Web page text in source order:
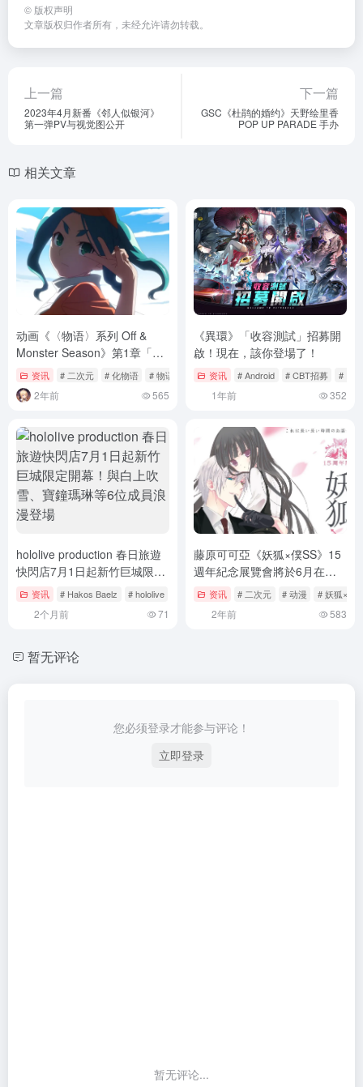
© 版权声明
文章版权归作者所有，未经允许请勿转载。
上一篇
2023年4月新番《邻人似银河》
第一弹PV与视觉图公开
下一篇
GSC《杜鹃的婚约》天野绘里香
POP UP PARADE 手办
相关文章
动画《〈物语〉系列 Off &
Monster Season》第1章「愚
物语」先导PV公开
资讯 # 二次元 # 化物语 # 物语系列
2年前 565
《異環》「收容測試」招募開
啟！現在，該你登場了！
资讯 # Android # CBT招募 #
1年前 352
hololive production 春日旅遊
快閃店7月1日起新竹巨城限定
開幕！與白上吹雪、寶鐘瑪琳
等6位成員浪漫登場
资讯 # Hakos Baelz # hololive # Kobo Kanaeru
2个月前 71
藤原可可亞《妖狐×僕SS》15
週年紀念展覽會將於6月在東
京開展！將展示美麗漫畫原稿
與彩色插畫
资讯 # 二次元 # 动漫 # 妖狐×僕
2年前 583
暂无评论
您必须登录才能参与评论！
立即登录
暂无评论...